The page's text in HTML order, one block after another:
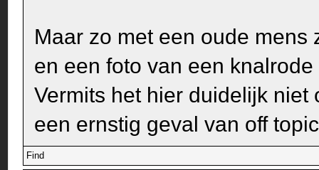
Maar zo met een oude
en een foto van een knalrode
Vermits het hier duidelijk
een ernstig geval van off
Find